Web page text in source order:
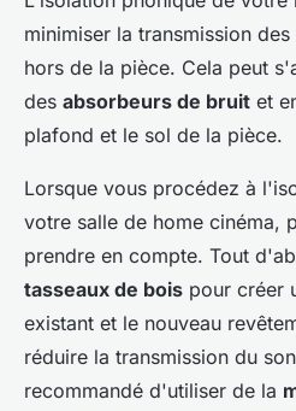
minimiser la transmission
hors de la pièce. Cela peut
des absorbeurs de bruit et
plafond et le sol de la pièce.
Lorsque vous procédez à
votre salle de home cinéma,
prendre en compte. Tout
tasseaux de bois pour créer
existant et le nouveau
réduire la transmission du
recommandé d'utiliser de la